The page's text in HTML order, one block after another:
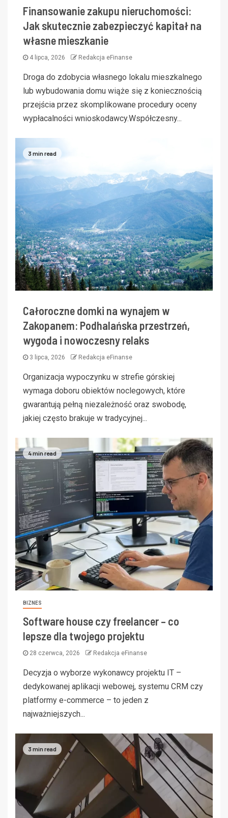
Finansowanie zakupu nieruchomości:
Jak skutecznie zabezpieczyć kapitał na
własne mieszkanie
4 lipca, 2026 Redakcja eFinanse
Droga do zdobycia własnego lokalu mieszkalnego
lub wybudowania domu wiąże się z koniecznością
przejścia przez skomplikowane procedury oceny
wypłacalności wnioskodawcy.Współczesny...
3 min read
Całoroczne domki na wynajem w
Zakopanem: Podhalańska przestrzeń,
wygoda i nowoczesny relaks
3 lipca, 2026 Redakcja eFinanse
Organizacja wypoczynku w strefie górskiej
wymaga doboru obiektów noclegowych, które
gwarantują pełną niezależność oraz swobodę,
jakiej często brakuje w tradycyjnej...
4 min read
BIZNES
Software house czy freelancer – co
lepsze dla twojego projektu
28 czerwca, 2026 Redakcja eFinanse
Decyzja o wyborze wykonawcy projektu IT –
dedykowanej aplikacji webowej, systemu CRM czy
platformy e-commerce – to jeden z
najważniejszych...
3 min read